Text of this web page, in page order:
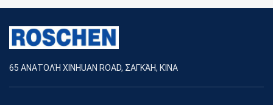
65 ΑΝΑΤΟΛΉ XINHUAN ROAD, ΣΑΓΚΆΗ, ΚΊΝΑ